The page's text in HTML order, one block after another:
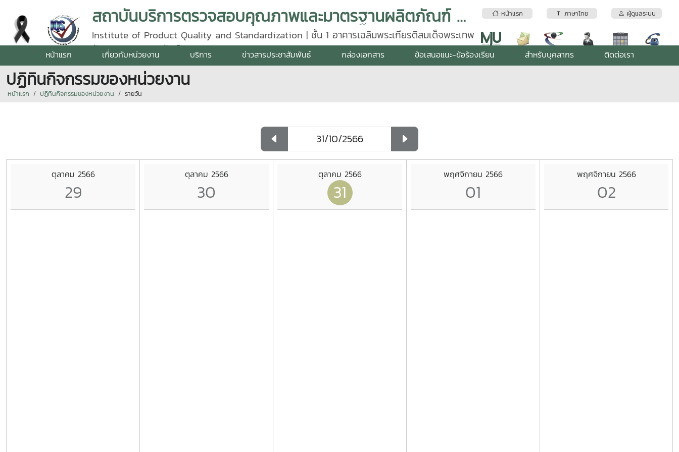
หน้าแรก ภาษาไทย ผู้ดูแลระบบ
สถาบันบริการตรวจสอบคุณภาพและมาตรฐานผลิตภัณฑ์ มหาวิทยาลัยแม่โจ้
Institute of Product Quality and Standardization | ชั้น 1 อาคารเฉลิมพระเกียรติสมเด็จพระเทพ
รัตนราชสุดา | โทรศัพท์ 0 5387 5640
หน้าแรก เกี่ยวกับหน่วยงาน บริการ ข่าวสารประชาสัมพันธ์ กล่องเอกสาร ข้อเสนอแนะ-ข้อร้องเรียน สำหรับบุคลากร ติดต่อเรา
ปฏิทินกิจกรรมของหน่วยงาน
หน้าแรก ปฏิทินกิจกรรมของหน่วยงาน รายวัน
ตุลาคม 2566
29
ตุลาคม 2566
30
ตุลาคม 2566
31
พฤศจิกายน 2566
01
พฤศจิกายน 2566
02